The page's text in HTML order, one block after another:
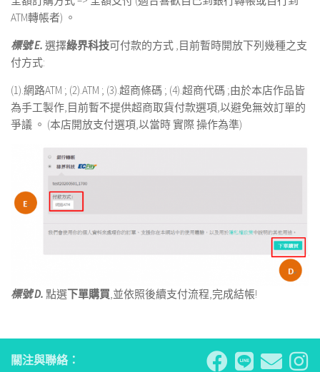
ATM轉帳者) 。
標號 E. 選擇綠界科技可付款的方式 ,目前暫時開放下列幾種之支
付方式:
(1).網路ATM ; (2).ATM ; (3).超商條碼 ; (4).超商代碼 ;由於本店作品皆
為手工製作,目前暫不提供超商取貨付款選項,以避免無效訂單的
爭議 。 (本店開放支付選項,以當時 實際 操作為準)
標號 D. 點選下單購買,並依照後續支付流程,完成結帳!
關注與聯絡：